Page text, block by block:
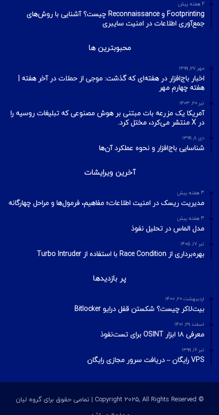
2 هفته پیش
Footprinting و Reconnaissance چیست؟ آشنایی با روش‌های
جمع‌آوری اطلاعات در امنیت سایبری
محبوبترین ها
مهر ۲۷, ۱۳۹۹
اخبار باج‌افزار در هفته‌ای که گذشت: موجی از حملات در آخر هفته |
هفته چهارم مهر
تیر ۲۰, ۱۴۰۳
آمریکا یک مزرعه بات مبتنی بر هوش مصنوعی که تبلیغات روسیه را
در X منتشر می‌کرد، مختل کرد.
دی ۸, ۱۳۹۹
شناسایی باج‌افزار و نحوه عملکرد آن‌ها
آخرین ویرایشات
3 هفته پیش
مدیریت ریسک در امنیت اطلاعات؛ مفاهیم، فرمول‌ها و مراحل چهارگانه
3 هفته پیش
مدل الماس در تحلیل نفوذ
تیر ۱۷, ۱۴۰۵
بهره‌برداری از Race Condition با استفاده از Turbo Intruder
پر بازدیدها
اردیبهشت ۲۰, ۱۴۰۰
بیت‌لاکر چیست؟ شکستن قفل درایو Bitlocker
اسفند ۲۹, ۱۴۰۱
معرفی ۱۸ ابزار OSINT برای تست‌نفوذ
تیر ۱۶, ۱۳۹۹
VPS رایگان – دریافت سرور مجازی رایگان
© Copyright 2025, All Rights Reserved | تمامی حقوق برای گروه لیان